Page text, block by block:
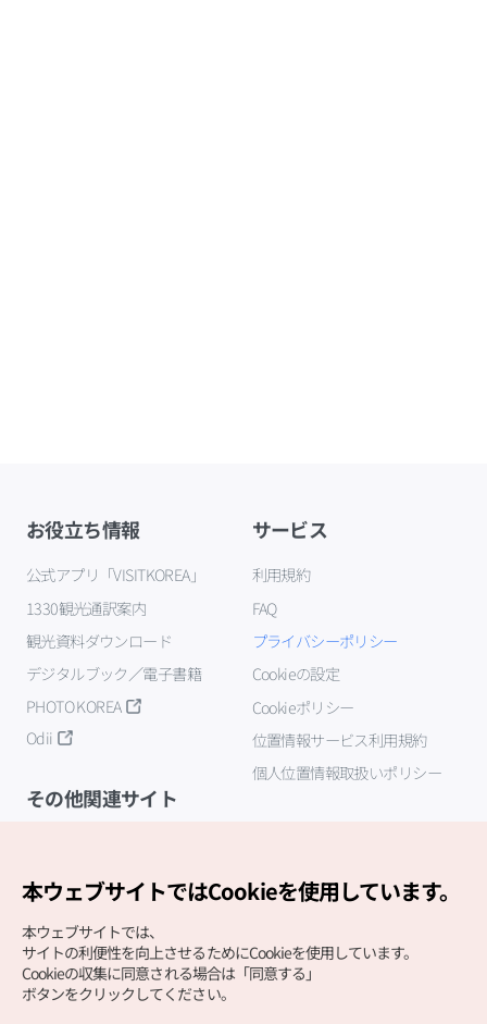
お役立ち情報
公式アプリ「VISITKOREA」
1330観光通訳案内
観光資料ダウンロード
デジタルブック／電子書籍
PHOTO KOREA
Odii
サービス
利用規約
FAQ
プライバシーポリシー
Cookieの設定
Cookieポリシー
位置情報サービス利用規約
個人位置情報取扱いポリシー
その他関連サイト
本ウェブサイトではCookieを使用しています。
本ウェブサイトでは、
サイトの利便性を向上させるためにCookieを使用しています。
Cookieの収集に同意される場合は「同意する」
ボタンをクリックしてください。